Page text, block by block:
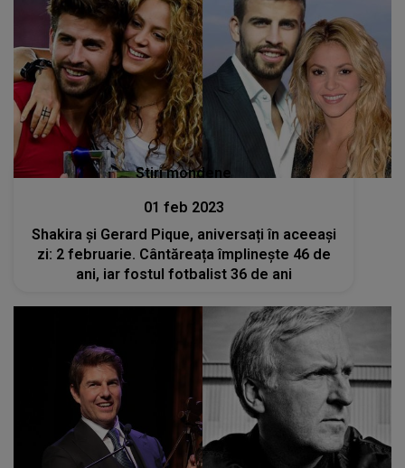
Stiri mondene
01 feb 2023
Shakira și Gerard Pique, aniversați în aceeași
zi: 2 februarie. Cântăreața împlinește 46 de
ani, iar fostul fotbalist 36 de ani